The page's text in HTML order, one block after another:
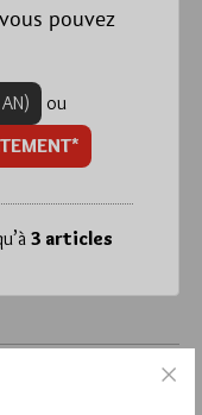
pouvez
ou
3 articles